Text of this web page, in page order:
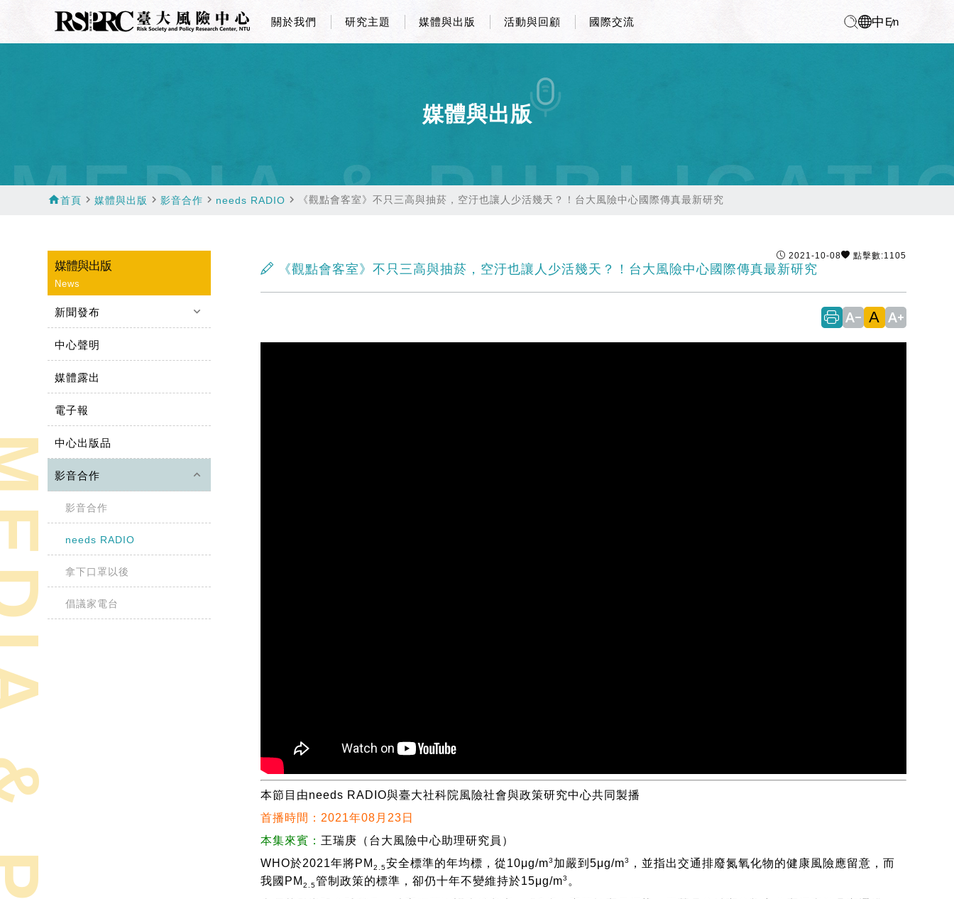
中 En
關於我們 研究主題 媒體與出版 活動與回顧 國際交流
媒體與出版
MEDIA &
home首頁 navigate_next媒體與出版 navigate_next影音合作 navigate_next needs RADIO navigate_next 《觀點會客室》不只三高與抽菸，空汙也讓人少活幾天？！台大風險中心國際傳真最新研究
媒體與出版
News
新聞發布 keyboard_arrow_down
中心聲明
媒體露出
電子報
中心出版品
影音合作 keyboard_arrow_up
影音合作
needs RADIO
拿下口罩以後
倡議家電台
2021-10-08 點擊數:1105
《觀點會客室》不只三高與抽菸，空汙也讓人少活幾天？！台大風險中心國際傳真最新研究
text_decrease A text_increase
本節目由needs RADIO與臺大社科院風險社會與政策研究中心共同製播
首播時間：2021年08月23日
本集來賓： 王瑞庚 （台大風險中心助理研究員）
WHO於2021年將PM2.5安全標準的年均標，從10μg/m3 加嚴到5μg/m3
，並指出交通排廢氮氧化物的健康風險應留意，而
我國PM2.5管制政策的標準，卻仍十年不變維持於15μg/m3 。